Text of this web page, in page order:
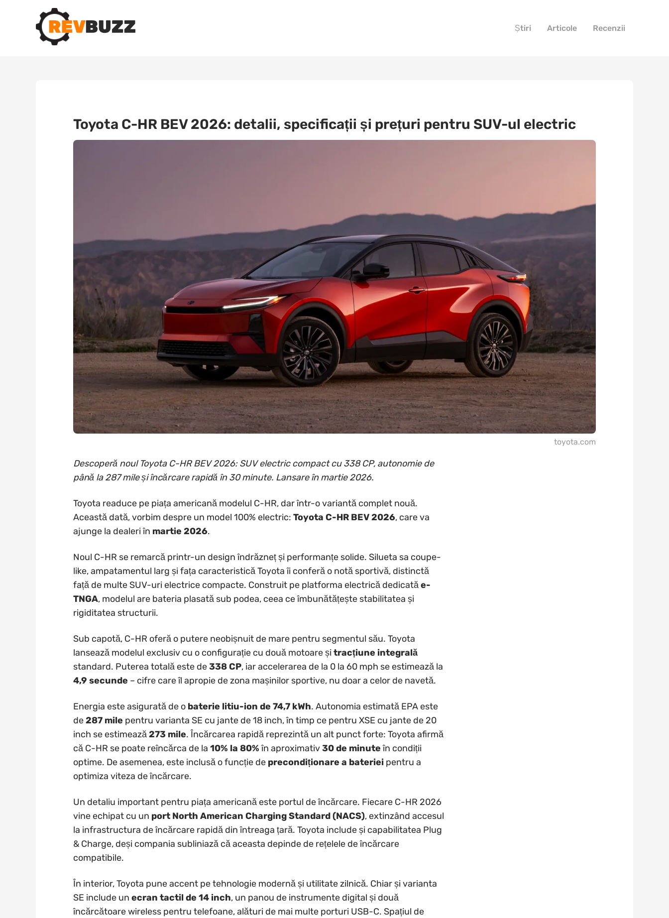
Știri Articole Recenzii
Toyota C-HR BEV 2026: detalii, specificații și prețuri pentru SUV-ul electric
toyota.com
Descoperă noul Toyota C-HR BEV 2026: SUV electric compact cu 338 CP, autonomie de
până la 287 mile și încărcare rapidă în 30 minute. Lansare în martie 2026.
Toyota readuce pe piața americană modelul C-HR, dar într-o variantă complet nouă.
Această dată, vorbim despre un model 100% electric: Toyota C-HR BEV 2026, care va
ajunge la dealeri în martie 2026.
Noul C-HR se remarcă printr-un design îndrăzneț și performanțe solide. Silueta sa coupe-
like, ampatamentul larg și fața caracteristică Toyota îi conferă o notă sportivă, distinctă
față de multe SUV-uri electrice compacte. Construit pe platforma electrică dedicatăe-
TNGA, modelul are bateria plasată sub podea, ceea ce îmbunătățește stabilitatea și
rigiditatea structurii.
Sub capotă, C-HR oferă o putere neobișnuit de mare pentru segmentul său. Toyota
lansează modelul exclusiv cu o configurație cu două motoare șitracțiune integrală
standard. Puterea totală este de338 CP, iar accelerarea de la 0 la 60 mph se estimează la
4,9 secunde – cifre care îl apropie de zona mașinilor sportive, nu doar a celor de navetă.
Energia este asigurată de o baterie litiu-ion de 74,7 kWh. Autonomia estimată EPA este
de287 mile pentru varianta SE cu jante de 18 inch, în timp ce pentru XSE cu jante de 20
inch se estimează273 mile. Încărcarea rapidă reprezintă un alt punct forte: Toyota afirmă
că C-HR se poate reîncărca de la 10% la 80%în aproximativ30 de minuteîn condiții
optime. De asemenea, este inclusă o funcție de precondiționare a bateriei pentru a
optimiza viteza de încărcare.
Un detaliu important pentru piața americană este portul de încărcare. Fiecare C-HR 2026
vine echipat cu un port North American Charging Standard (NACS), extinzând accesul
la infrastructura de încărcare rapidă din întreaga țară. Toyota include și capabilitatea Plug
& Charge, deși compania subliniază că aceasta depinde de rețelele de încărcare
compatibile.
În interior, Toyota pune accent pe tehnologie modernă și utilitate zilnică. Chiar și varianta
SE include un ecran tactil de 14 inch, un panou de instrumente digital și două
încărcătoare wireless pentru telefoane, alături de mai multe porturi USB-C. Spațiul de